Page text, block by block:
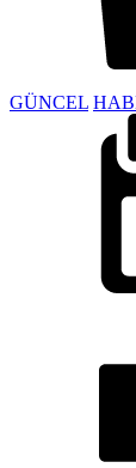
GÜNCEL